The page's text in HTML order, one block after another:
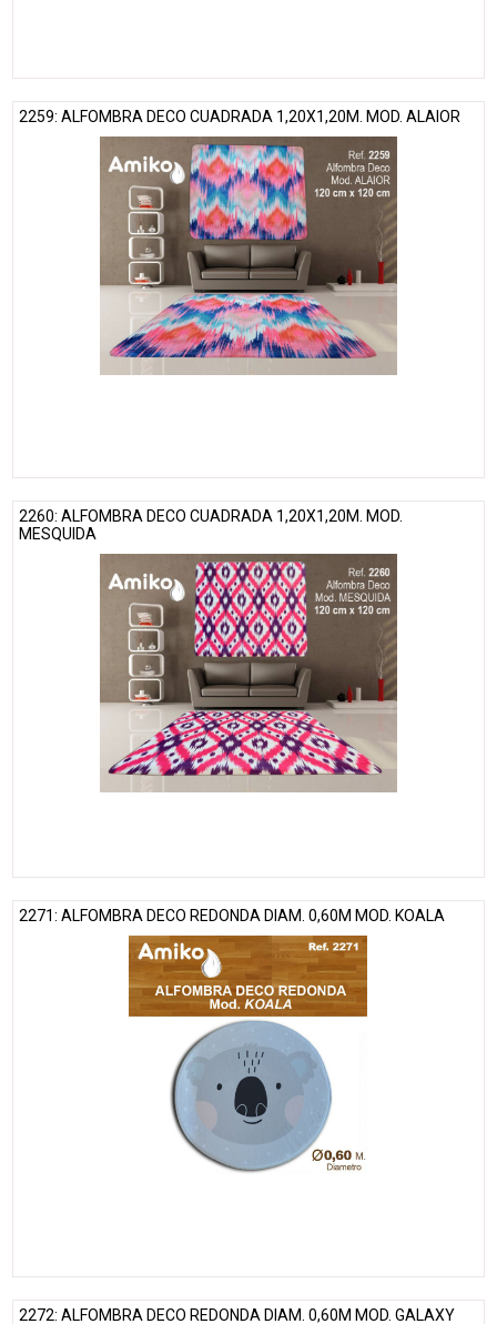
2259: ALFOMBRA DECO CUADRADA 1,20X1,20M. MOD. ALAIOR
2260: ALFOMBRA DECO CUADRADA 1,20X1,20M. MOD.
MESQUIDA
2271: ALFOMBRA DECO REDONDA DIAM. 0,60M MOD. KOALA
2272: ALFOMBRA DECO REDONDA DIAM. 0,60M MOD. GALAXY